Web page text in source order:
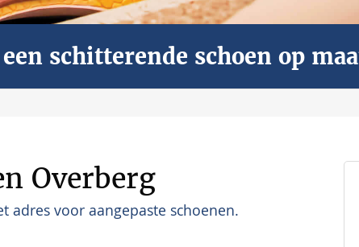
schitterende schoen op
Overberg
adres voor aangepaste schoenen.